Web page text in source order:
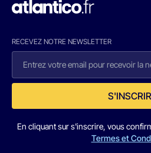
RECEVEZ NOTRE NEWSLETTER
En cliquant sur s'inscrire, vous
Termes et